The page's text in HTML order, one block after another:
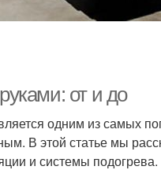
от и до
одним из самых
В этой статье мы
и системы подогрева.